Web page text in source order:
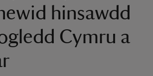
hinsawdd
Cymru a